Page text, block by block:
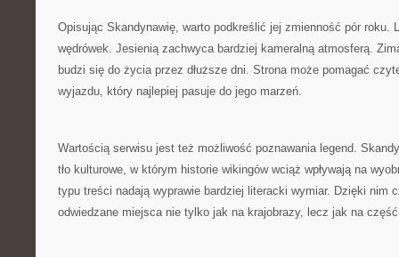
Opisując Skandynawię, warto podkreślić jej zmienność pór roku.
wędrówek. Jesienią zachwyca bardziej kameralną atmosferą.
budzi się do życia przez dłuższe dni. Strona może pomagać
wyjazdu, który najlepiej pasuje do jego marzeń.
Wartością serwisu jest też możliwość poznawania legend.
tło kulturowe, w którym historie wikingów wciąż wpływają na
typu treści nadają wyprawie bardziej literacki wymiar. Dzięki nim
odwiedzane miejsca nie tylko jak na krajobrazy, lecz jak na